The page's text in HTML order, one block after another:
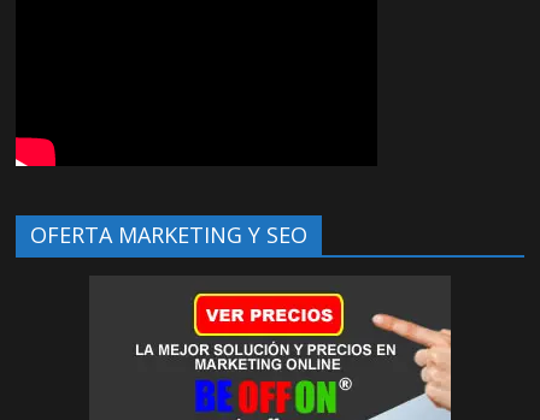
OFERTA MARKETING Y SEO